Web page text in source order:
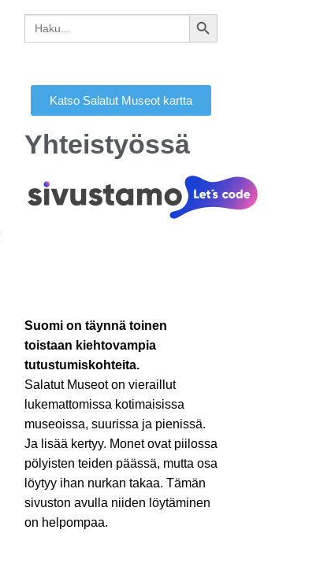
Search
for:
SEARCH
Katso Salatut Museot kartta
Yhteistyössä
Suomi on täynnä toinen
toistaan kiehtovampia
tutustumiskohteita.
Salatut Museot on vieraillut
lukemattomissa kotimaisissa
museoissa, suurissa ja pienissä.
Ja lisää kertyy. Monet ovat piilossa
pölyisten teiden päässä, mutta osa
löytyy ihan nurkan takaa. Tämän
sivuston avulla niiden löytäminen
on helpompaa.